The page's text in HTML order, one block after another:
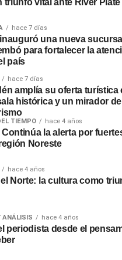
500 nuevos
estima que la actividad del
cerca de dos millones
consolidándose como la
ministra Fernanda
prepara al
mercados internacionales
y tecnología. Por su
enfatizó que estas
el desarraigo, permitiendo
oportunidades de
necesidad de emigrar.
y MBRF consolida al
un motor económico
de vanguardia, la planta
hacia un futuro de mayor
triunfo vital ante River Plate
hace 7 días
inauguró una nueva
para fortalecer la
país
hace 7 días
amplía su oferta turística
histórica y un mirador de
TIEMPO hace 4 años
Continúa la alerta por
Noreste
hace 4 años
Norte: la cultura como
ANÁLISIS hace 4 años
periodista desde el